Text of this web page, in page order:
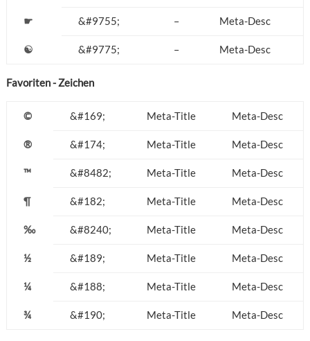
☛ &#9755; – Meta-Desc
☯ &#9775; – Meta-Desc
Favoriten - Zeichen
© &#169; Meta-Title Meta-Desc
® &#174; Meta-Title Meta-Desc
™ &#8482; Meta-Title Meta-Desc
¶ &#182; Meta-Title Meta-Desc
‰ &#8240; Meta-Title Meta-Desc
½ &#189; Meta-Title Meta-Desc
¼ &#188; Meta-Title Meta-Desc
¾ &#190; Meta-Title Meta-Desc